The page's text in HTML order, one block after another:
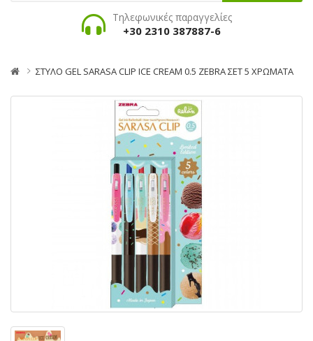
Τηλεφωνικές παραγγελίες
+30 2310 387887-6
ΣΤΥΛΟ GEL SARASA CLIP ICE CREAM 0.5 ZEBRA ΣΕΤ 5 ΧΡΩΜΑΤΑ